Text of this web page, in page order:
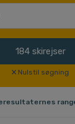
184 skirejser
Nulstil søgning